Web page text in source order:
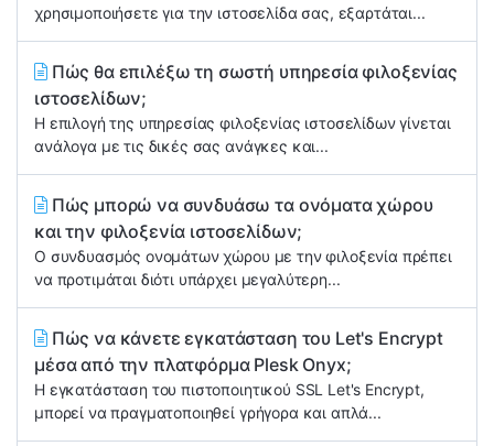
χρησιμοποιήσετε για την ιστοσελίδα σας, εξαρτάται...
Πώς θα επιλέξω τη σωστή υπηρεσία φιλοξενίας
ιστοσελίδων;
Η επιλογή της υπηρεσίας φιλοξενίας ιστοσελίδων γίνεται
ανάλογα με τις δικές σας ανάγκες και...
Πώς μπορώ να συνδυάσω τα ονόματα χώρου
και την φιλοξενία ιστοσελίδων;
Ο συνδυασμός ονομάτων χώρου με την φιλοξενία πρέπει
να προτιμάται διότι υπάρχει μεγαλύτερη...
Πώς να κάνετε εγκατάσταση του Let's Encrypt
μέσα από την πλατφόρμα Plesk Onyx;
Η εγκατάσταση του πιστοποιητικού SSL Let's Encrypt,
μπορεί να πραγματοποιηθεί γρήγορα και απλά...